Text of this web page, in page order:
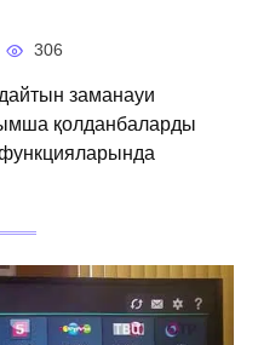
306
заманауи
қолданбаларды
функцияларында